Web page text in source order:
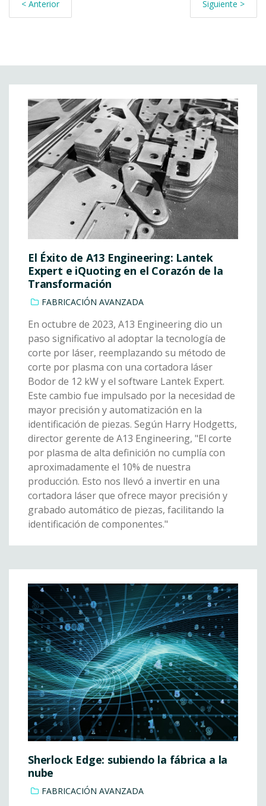
< Anterior Siguiente >
El Éxito de A13 Engineering: Lantek
Expert e iQuoting en el Corazón de la
Transformación
FABRICACIÓN AVANZADA
En octubre de 2023, A13 Engineering dio un
paso significativo al adoptar la tecnología de
corte por láser, reemplazando su método de
corte por plasma con una cortadora láser
Bodor de 12 kW y el software Lantek Expert.
Este cambio fue impulsado por la necesidad de
mayor precisión y automatización en la
identificación de piezas. Según Harry Hodgetts,
director gerente de A13 Engineering, "El corte
por plasma de alta definición no cumplía con
aproximadamente el 10% de nuestra
producción. Esto nos llevó a invertir en una
cortadora láser que ofrece mayor precisión y
grabado automático de piezas, facilitando la
identificación de componentes."
Sherlock Edge: subiendo la fábrica a la
nube
FABRICACIÓN AVANZADA